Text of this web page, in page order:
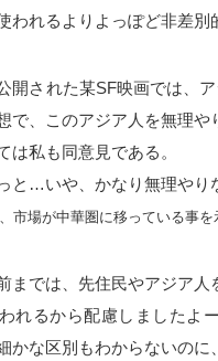
われるよりよっぽど非差別
開された某SF映画では、
で、このアジア人を無理や
は私も同意見である。
と…いや、かなり無理やり
市場が中華圏に移っている事を
までは、先住民やアジア人
われるから配慮しましたよ
かな区別もわからないのに